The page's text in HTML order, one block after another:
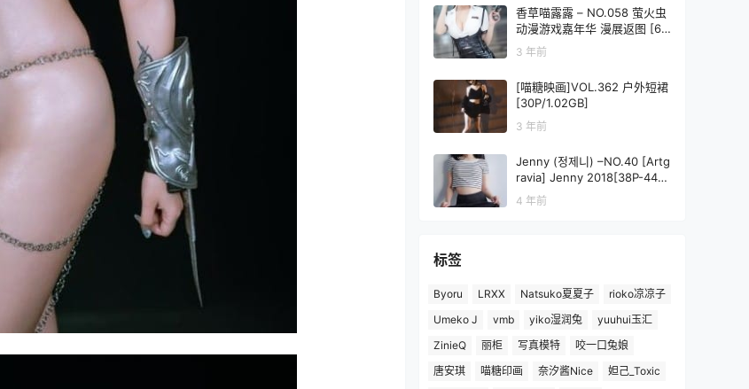
香草喵露露 – NO.058 萤火虫
动漫游戏嘉年华 漫展返图 [69
P1V-836MB]
3 年前
[喵糖映画]VOL.362 户外短裙
[30P/1.02GB]
3 年前
Jenny (정제니) –NO.40 [Artg
ravia] Jenny 2018[38P-44M
4 年前
标签
Byoru LRXX Natsuko夏夏子
rioko凉凉子
Umeko J
vmb yiko湿润兔
yuuhui玉汇
ZinieQ
丽柜 写真模特
咬一口兔娘
唐安琪
喵糖印画 奈汐酱Nice
妲己_Toxic